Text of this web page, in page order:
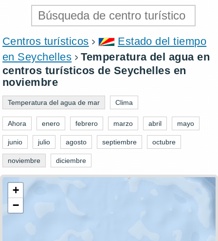
Centros turísticos
Estado del tiempo
en Seychelles
Temperatura del agua en
centros turísticos de Seychelles en
noviembre
Temperatura del agua de mar Clima
Ahora enero febrero marzo abril mayo
junio julio agosto septiembre octubre
noviembre diciembre
+
−